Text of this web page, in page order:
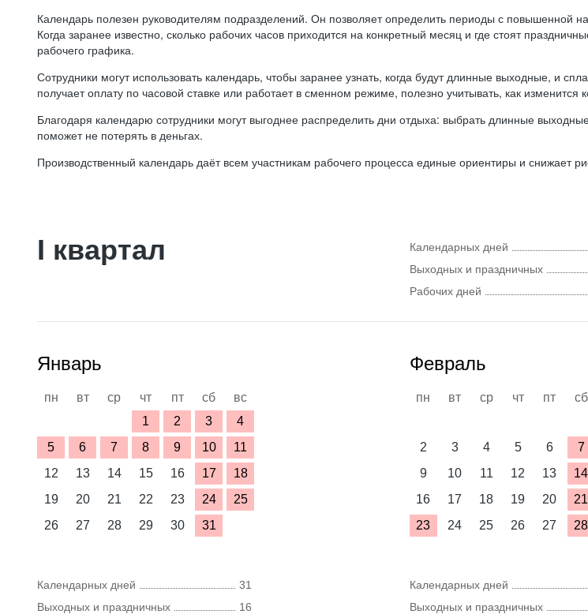
Календарь полезен руководителям подразделений. Он позволяет определить периоды с повышенной
Когда заранее известно, сколько рабочих часов приходится на конкретный месяц и где стоят
рабочего графика.
Сотрудники могут использовать календарь, чтобы заранее узнать, когда будут длинные выходные, и
получает оплату по часовой ставке или работает в сменном режиме, полезно учитывать, как
Благодаря календарю сотрудники могут выгоднее распределить дни отдыха: выбрать длинные
поможет не потерять в деньгах.
Производственный календарь даёт всем участникам рабочего процесса единые ориентиры и снижает
I квартал Календарных дней
Выходных и праздничных
Рабочих дней
Январь
пн вт ср чт пт сб
вс
1
2 3
4
5
6 7 8 9 10
11
12
13 14 15 16 17
18
19
20 21 22 23 24
25
26
27 28 29 30 31
Календарных дней
31
Выходных и праздничных
16
Февраль
пн вт ср чт пт сб
2
3 4 5 6 7
9
10 11 12 13 14
16
17 18 19 20 21
23
24 25 26 27 28
Календарных дней
Выходных и праздничных